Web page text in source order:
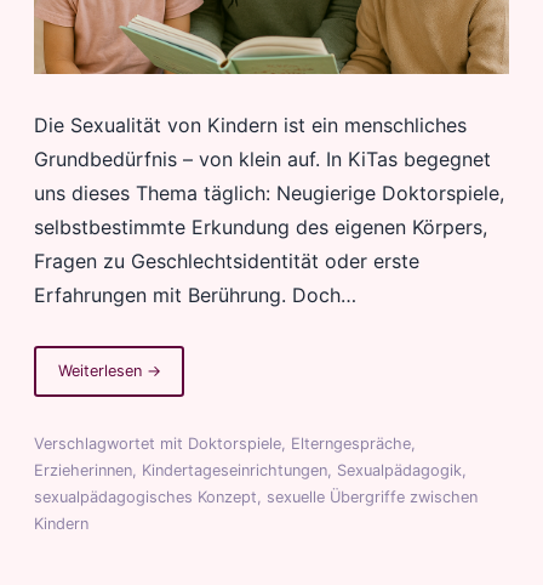
Die Sexualität von Kindern ist ein menschliches
Grundbedürfnis – von klein auf. In KiTas begegnet
uns dieses Thema täglich: Neugierige Doktorspiele,
selbstbestimmte Erkundung des eigenen Körpers,
Fragen zu Geschlechtsidentität oder erste
Erfahrungen mit Berührung. Doch…
Weiterlesenvon
Sexualpädagogik
KiTas:
Kinder
stärken,
→
Verschlagwortet mit Doktorspiele Elterngespräche
Erzieherinnen Kindertageseinrichtungen Sexualpädagogik
sexualpädagogisches Konzept
sexuelle Übergriffe zwischen
Kindern